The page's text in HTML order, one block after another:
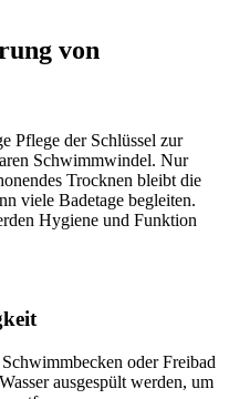
von
Pflege der Schlüssel zur
Schwimmwindel. Nur
Trocknen bleibt die
viele Badetage begleiten.
Hygiene und Funktion
oder Freibad
ausgespült werden, um